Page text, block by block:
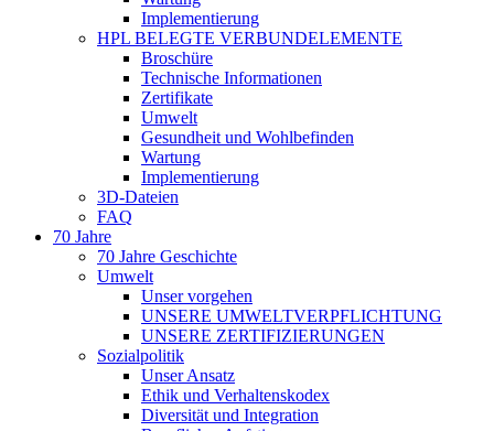
Implementierung
HPL BELEGTE VERBUNDELEMENTE
Broschüre
Technische Informationen
Zertifikate
Umwelt
Gesundheit und Wohlbefinden
Wartung
Implementierung
3D-Dateien
FAQ
70 Jahre
70 Jahre Geschichte
Umwelt
Unser vorgehen
UNSERE UMWELTVERPFLICHTUNG
UNSERE ZERTIFIZIERUNGEN
Sozialpolitik
Unser Ansatz
Ethik und Verhaltenskodex
Diversität und Integration